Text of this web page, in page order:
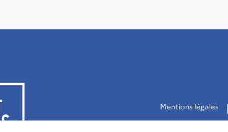
Mentions légales